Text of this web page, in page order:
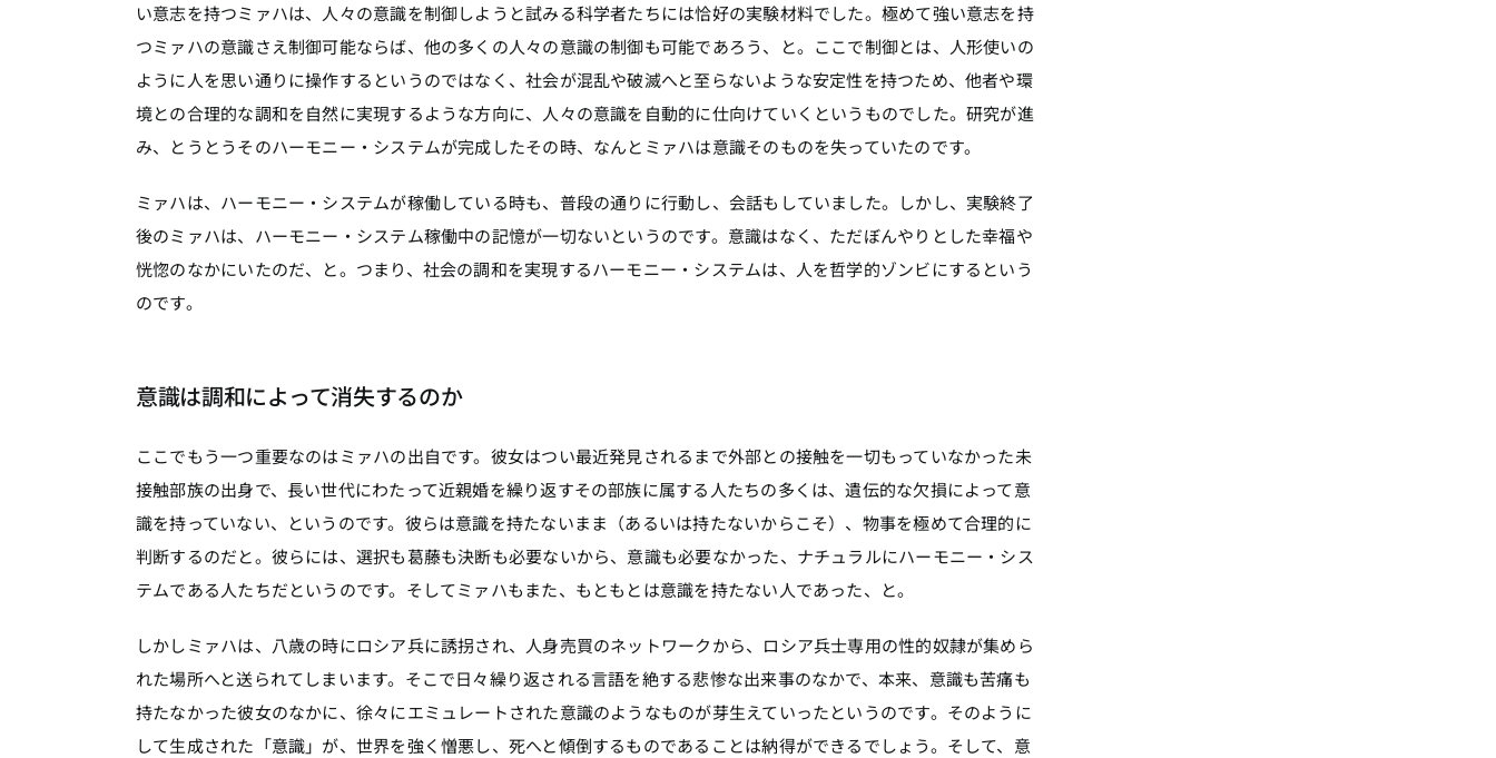
い意志を持つミァハは、人々の意識を制御しようと試みる科学者たちには恰好の実験材料でした。極めて強い意志を持
つミァハの意識さえ制御可能ならば、他の多くの人々の意識の制御も可能であろう、と。ここで制御とは、人形使いの
ように人を思い通りに操作するというのではなく、社会が混乱や破滅へと至らないような安定性を持つため、他者や環
境との合理的な調和を自然に実現するような方向に、人々の意識を自動的に仕向けていくというものでした。研究が進
み、とうとうそのハーモニー・システムが完成したその時、なんとミァハは意識そのものを失っていたのです。
ミァハは、ハーモニー・システムが稼働している時も、普段の通りに行動し、会話もしていました。しかし、実験終了
後のミァハは、ハーモニー・システム稼働中の記憶が一切ないというのです。意識はなく、ただぼんやりとした幸福や
恍惚のなかにいたのだ、と。つまり、社会の調和を実現するハーモニー・システムは、人を哲学的ゾンビにするという
のです。
意識は調和によって消失するのか
ここでもう一つ重要なのはミァハの出自です。彼女はつい最近発見されるまで外部との接触を一切もっていなかった未
接触部族の出身で、長い世代にわたって近親婚を繰り返すその部族に属する人たちの多くは、遺伝的な欠損によって意
識を持っていない、というのです。彼らは意識を持たないまま（あるいは持たないからこそ）、物事を極めて合理的に
判断するのだと。彼らには、選択も葛藤も決断も必要ないから、意識も必要なかった、ナチュラルにハーモニー・シス
テムである人たちだというのです。そしてミァハもまた、もともとは意識を持たない人であった、と。
しかしミァハは、八歳の時にロシア兵に誘拐され、人身売買のネットワークから、ロシア兵士専用の性的奴隷が集めら
れた場所へと送られてしまいます。そこで日々繰り返される言語を絶する悲惨な出来事のなかで、本来、意識も苦痛も
持たなかった彼女のなかに、徐々にエミュレートされた意識のようなものが芽生えていったというのです。そのように
して生成された「意識」が、世界を強く憎悪し、死へと傾倒するものであることは納得ができるでしょう。そして、意